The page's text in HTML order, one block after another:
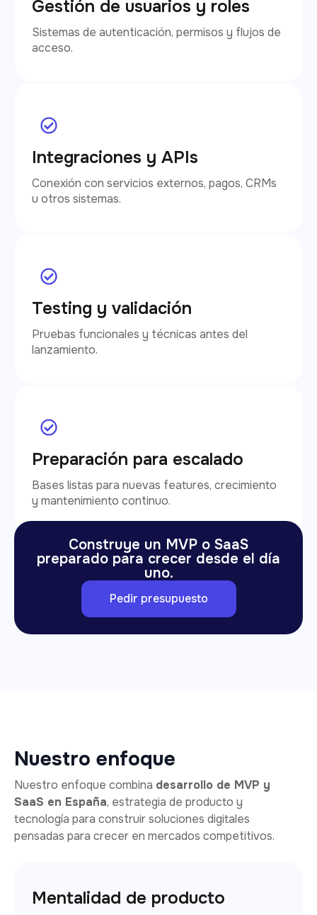
Gestión de usuarios y roles
Sistemas de autenticación, permisos y flujos de
acceso.
Integraciones y APIs
Conexión con servicios externos, pagos, CRMs
u otros sistemas.
Testing y validación
Pruebas funcionales y técnicas antes del
lanzamiento.
Preparación para escalado
Bases listas para nuevas features, crecimiento
y mantenimiento continuo.
Construye un MVP o SaaS
preparado para crecer desde el día
uno.
Pedir presupuesto
Nuestro enfoque
Nuestro enfoque combina desarrollo de MVP y
SaaS en España, estrategia de producto y
tecnología para construir soluciones digitales
pensadas para crecer en mercados competitivos.
Mentalidad de producto